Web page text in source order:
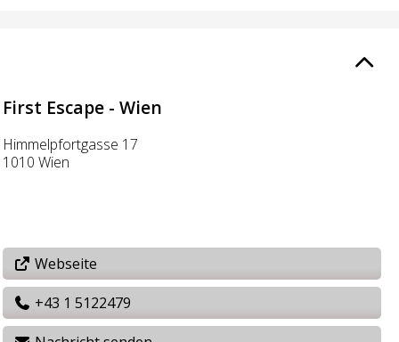
First Escape - Wien
Himmelpfortgasse 17
1010 Wien
Webseite
+43 1 5122479